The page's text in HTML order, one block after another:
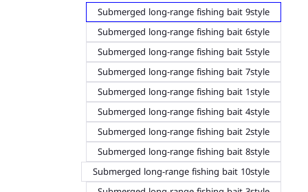
Submerged long-range fishing bait 9style
Submerged long-range fishing bait 6style
Submerged long-range fishing bait 5style
Submerged long-range fishing bait 7style
Submerged long-range fishing bait 1style
Submerged long-range fishing bait 4style
Submerged long-range fishing bait 2style
Submerged long-range fishing bait 8style
Submerged long-range fishing bait 10style